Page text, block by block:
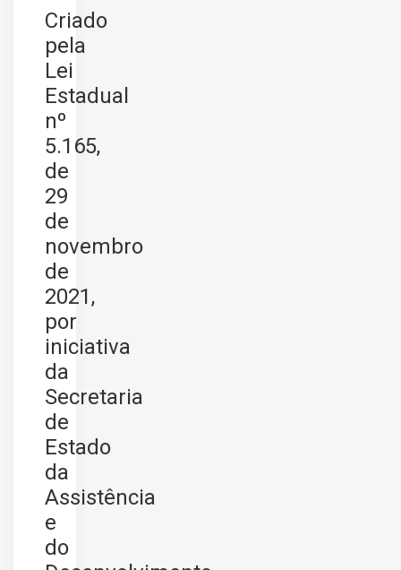
Criado
pela
Lei
Estadual
nº
5.165,
de
29
de
novembro
de
2021,
por
iniciativa
da
Secretaria
de
Estado
da
Assistência
e
do